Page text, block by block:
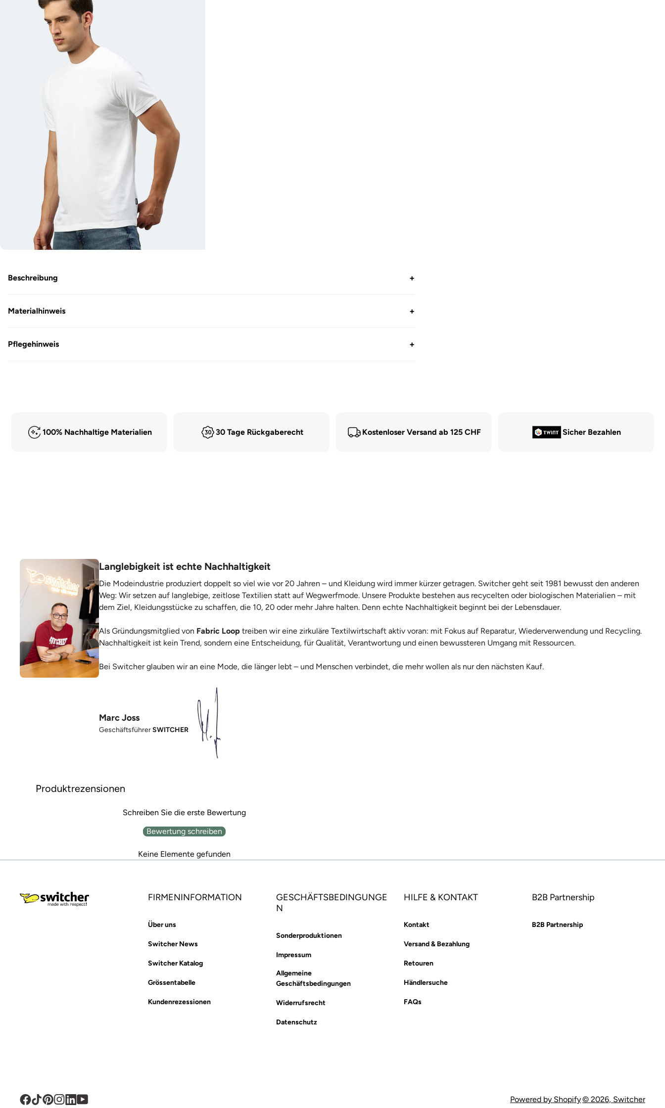
Modal
öffnen
Beschreibung +
Materialhinweis +
Pflegehinweis +
100% Nachhaltige Materialien 30 Tage Rückgaberecht Kostenloser Versand ab 125 CHF Sicher Bezahlen
Langlebigkeit ist echte Nachhaltigkeit
Die Modeindustrie produziert doppelt so viel wie vor 20 Jahren – und Kleidung wird immer kürzer getragen. Switcher geht seit 1981 bewusst den anderen
Weg: Wir setzen auf langlebige, zeitlose Textilien statt auf Wegwerfmode. Unsere Produkte bestehen aus recycelten oder biologischen Materialien – mit
dem Ziel, Kleidungsstücke zu schaffen, die 10, 20 oder mehr Jahre halten. Denn echte Nachhaltigkeit beginnt bei der Lebensdauer.
Als Gründungsmitglied von Fabric Loop treiben wir eine zirkuläre Textilwirtschaft aktiv voran: mit Fokus auf Reparatur, Wiederverwendung und Recycling.
Nachhaltigkeit ist kein Trend, sondern eine Entscheidung, für Qualität, Verantwortung und einen bewussteren Umgang mit Ressourcen.
Bei Switcher glauben wir an eine Mode, die länger lebt – und Menschen verbindet, die mehr wollen als nur den nächsten Kauf.
Marc Joss
GeschäftsführerSWITCHER
Produktrezensionen
Schreiben Sie die erste Bewertung
Bewertung schreiben
Keine Elemente gefunden
FIRMENINFORMATION
Über uns
Switcher News
Switcher Katalog
Grössentabelle
Kundenrezessionen
GESCHÄFTSBEDINGUNGE
N
Sonderproduktionen
Impressum
Allgemeine
Geschäftsbedingungen
Widerrufsrecht
Datenschutz
HILFE & KONTAKT
Kontakt
Versand & Bezahlung
Retouren
Händlersuche
FAQs
B2B Partnership
B2B Partnership
Facebook
TikTokPinterest
Instagram
Translation
YouTube Powered by Shopify© 2026, Switcher